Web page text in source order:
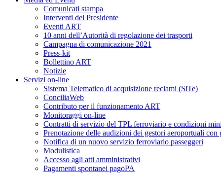
Comunicati stampa
Interventi del Presidente
Eventi ART
10 anni dell’Autorità di regolazione dei trasporti
Campagna di comunicazione 2021
Press-kit
Bollettino ART
Notizie
Servizi on-line
Sistema Telematico di acquisizione reclami (SiTe)
ConciliaWeb
Contributo per il funzionamento ART
Monitoraggi on-line
Contratti di servizio del TPL ferroviario e condizioni
Prenotazione delle audizioni dei gestori aeroportuali con
Notifica di un nuovo servizio ferroviario passeggeri
Modulistica
Accesso agli atti amministrativi
Pagamenti spontanei pagoPA